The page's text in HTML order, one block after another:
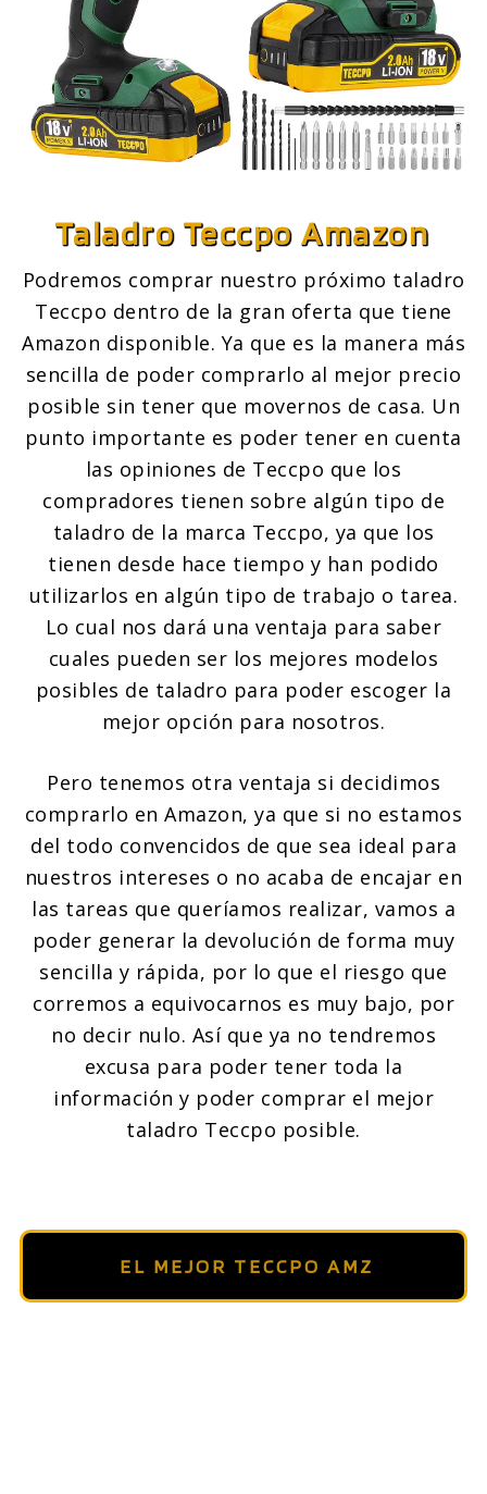
Taladro Teccpo Amazon
Podremos comprar nuestro próximo taladro
Teccpo dentro de la gran oferta que tiene
Amazon disponible. Ya que es la manera más
sencilla de poder comprarlo al mejor precio
posible sin tener que movernos de casa. Un
punto importante es poder tener en cuenta
las opiniones de Teccpo que los
compradores tienen sobre algún tipo de
taladro de la marca Teccpo, ya que los
tienen desde hace tiempo y han podido
utilizarlos en algún tipo de trabajo o tarea.
Lo cual nos dará una ventaja para saber
cuales pueden ser los mejores modelos
posibles de taladro para poder escoger la
mejor opción para nosotros.
Pero tenemos otra ventaja si decidimos
comprarlo en Amazon, ya que si no estamos
del todo convencidos de que sea ideal para
nuestros intereses o no acaba de encajar en
las tareas que queríamos realizar, vamos a
poder generar la devolución de forma muy
sencilla y rápida, por lo que el riesgo que
corremos a equivocarnos es muy bajo, por
no decir nulo. Así que ya no tendremos
excusa para poder tener toda la
información y poder comprar el mejor
taladro Teccpo posible.
EL MEJOR TECCPO AMZ